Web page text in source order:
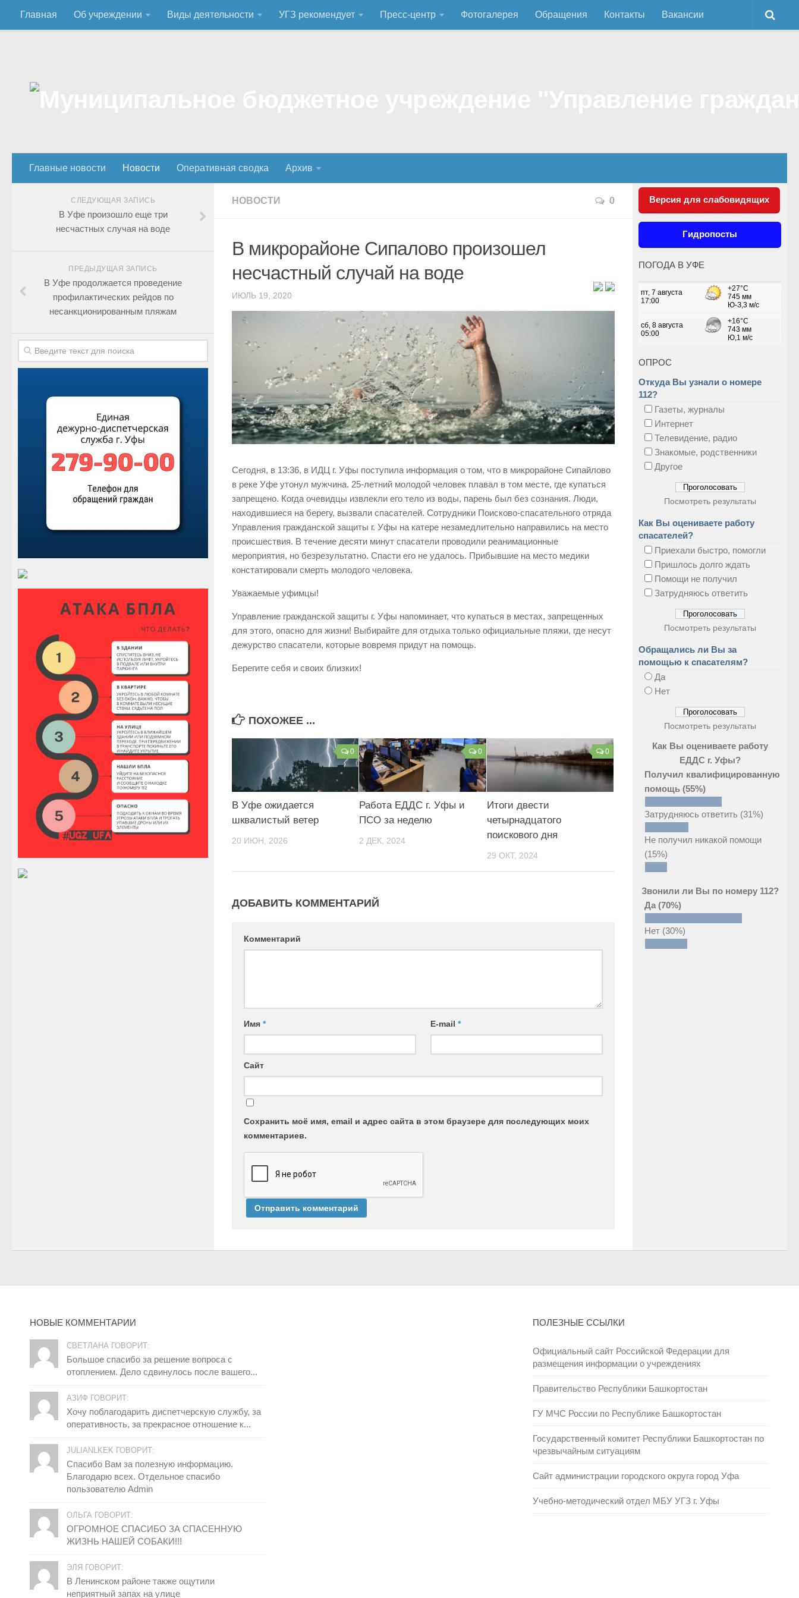
Главная Об учреждении Виды деятельности УГЗ рекомендует Пресс-центр Фотогалерея Обращения Контакты Вакансии
Главные новости Новости Оперативная сводка Архив
НОВОСТИ 0
В микрорайоне Сипалово произошел
несчастный случай на воде
ИЮЛЬ 19, 2020
Сегодня, в 13:36, в ИДЦ г. Уфы поступила информация о том, что в микрорайоне Сипайлово
в реке Уфе утонул мужчина. 25-летний молодой человек плавал в том месте, где купаться
запрещено. Когда очевидцы извлекли его тело из воды, парень был без сознания. Люди,
находившиеся на берегу, вызвали спасателей. Сотрудники Поисково-спасательного отряда
Управления гражданской защиты г. Уфы на катере незамедлительно направились на место
происшествия. В течение десяти минут спасатели проводили реанимационные
мероприятия, но безрезультатно. Спасти его не удалось. Прибывшие на место медики
констатировали смерть молодого человека.
Уважаемые уфимцы!
Управление гражданской защиты г. Уфы напоминает, что купаться в местах, запрещенных
для этого, опасно для жизни! Выбирайте для отдыха только официальные пляжи, где несут
дежурство спасатели, которые вовремя придут на помощь.
Берегите себя и своих близких!
ПОХОЖЕЕ ...
0
В Уфе ожидается
шквалистый ветер
20 ИЮН, 2026
0
Работа ЕДДС г. Уфы и
ПСО за неделю
2 ДЕК, 2024
0
Итоги двести
четырнадцатого
поискового дня
29 ОКТ, 2024
ДОБАВИТЬ КОММЕНТАРИЙ
Комментарий
Имя * E-mail*
Сайт
Сохранить моё имя, email и адрес сайта в этом браузере для последующих моих
комментариев.
СЛЕДУЮЩАЯ ЗАПИСЬ
В Уфе произошло еще три
несчастных случая на воде
ПРЕДЫДУЩАЯ ЗАПИСЬ
В Уфе продолжается проведение
профилактических рейдов по
несанкционированным пляжам
Версия для слабовидящих
Гидропосты
ПОГОДА В УФЕ
ОПРОС
Откуда Вы узнали о номере
112?
Газеты, журналы
Интернет
Телевидение, радио
Знакомые, родственники
Другое
Посмотреть результаты
Как Вы оцениваете работу
спасателей?
Приехали быстро, помогли
Пришлось долго ждать
Помощи не получил
Затрудняюсь ответить
Посмотреть результаты
Обращались ли Вы за
помощью к спасателям?
Да
Нет
Посмотреть результаты
Как Вы оцениваете работу
ЕДДС г. Уфы?
Получил квалифицированную
помощь (55%)
Затрудняюсь ответить (31%)
Не получил никакой помощи
(15%)
Звонили ли Вы по номеру 112?
Да (70%)
Нет (30%)
НОВЫЕ КОММЕНТАРИИ
СВЕТЛАНА ГОВОРИТ:
Большое спасибо за решение вопроса с
отоплением. Дело сдвинулось после вашего...
АЗИФ ГОВОРИТ:
Хочу поблагодарить диспетчерскую службу, за
оперативность, за прекрасное отношение к...
JULIANLKEK ГОВОРИТ:
Спасибо Вам за полезную информацию.
Благодарю всех. Отдельное спасибо
пользователю Admin
ОЛЬГА ГОВОРИТ:
ОГРОМНОЕ СПАСИБО ЗА СПАСЕННУЮ
ЖИЗНЬ НАШЕЙ СОБАКИ!!!
ЭЛЯ ГОВОРИТ:
В Ленинском районе также ощутили
неприятный запах на улице
ПОЛЕЗНЫЕ ССЫЛКИ
Официальный сайт Российской Федерации для
размещения информации о учреждениях
Правительство Республики Башкортостан
ГУ МЧС России по Республике Башкортостан
Государственный комитет Республики Башкортостан по
чрезвычайным ситуациям
Сайт администрации городского округа город Уфа
Учебно-методический отдел МБУ УГЗ г. Уфы